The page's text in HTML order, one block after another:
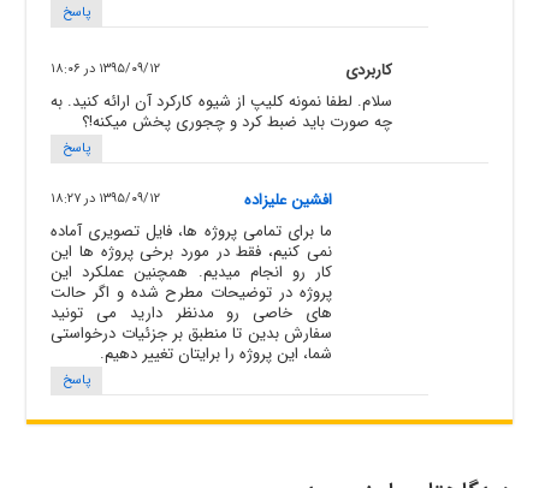
پاسخ
کاربردی ۱۳۹۵/۰۹/۱۲ در ۱۸:۰۶
سلام. لطفا نمونه کلیپ از شیوه کارکرد آن ارائه کنید. به
چه صورت باید ضبط کرد و چجوری پخش میکنه!؟
پاسخ
افشین علیزاده ۱۳۹۵/۰۹/۱۲ در ۱۸:۲۷
ما برای تمامی پروژه ها، فایل تصویری آماده
نمی کنیم، فقط در مورد برخی پروژه ها این
کار رو انجام میدیم. همچنین عملکرد این
پروژه در توضیحات مطرح شده و اگر حالت
های خاصی رو مدنظر دارید می تونید
سفارش بدین تا منطبق بر جزئیات درخواستی
شما، این پروژه را برایتان تغییر دهیم.
پاسخ